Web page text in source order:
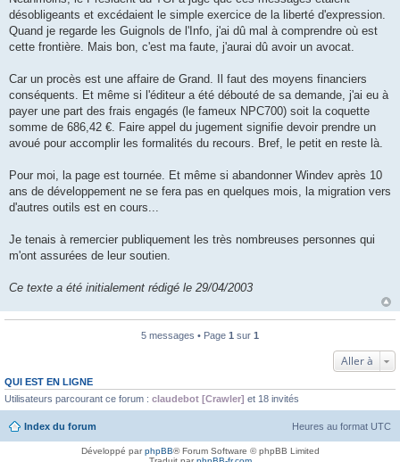
désobligeants et excédaient le simple exercice de la liberté d'expression.
Quand je regarde les Guignols de l'Info, j'ai dû mal à comprendre où est
cette frontière. Mais bon, c'est ma faute, j'aurai dû avoir un avocat.
Car un procès est une affaire de Grand. Il faut des moyens financiers
conséquents. Et même si l'éditeur a été débouté de sa demande, j'ai eu à
payer une part des frais engagés (le fameux NPC700) soit la coquette
somme de 686,42 €. Faire appel du jugement signifie devoir prendre un
avoué pour accomplir les formalités du recours. Bref, le petit en reste là.
Pour moi, la page est tournée. Et même si abandonner Windev après 10
ans de développement ne se fera pas en quelques mois, la migration vers
d'autres outils est en cours...
Je tenais à remercier publiquement les très nombreuses personnes qui
m'ont assurées de leur soutien.
Ce texte a été initialement rédigé le 29/04/2003
5 messages • Page 1 sur 1
Aller à
QUI EST EN LIGNE
Utilisateurs parcourant ce forum : claudebot [Crawler] et 18 invités
Index du forum Heures au format UTC
Développé parphpBB® Forum Software © phpBB Limited